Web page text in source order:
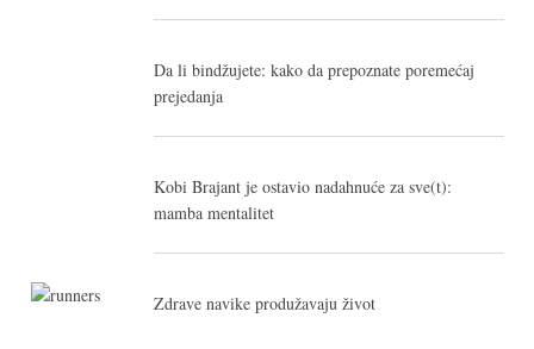
Da li bindžujete: kako da prepoznate poremećaj
prejedanja
Kobi Brajant je ostavio nadahnuće za sve(t):
mamba mentalitet
Zdrave navike produžavaju život